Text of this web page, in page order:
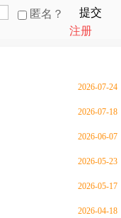
匿名？
提交
注册
2026-07-24
2026-07-18
2026-06-07
2026-05-23
2026-05-17
2026-04-18